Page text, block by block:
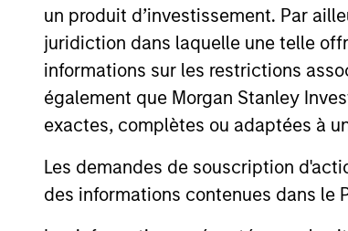
un produit d’investissement. Par
juridiction dans laquelle une telle
informations sur les restrictions
également que Morgan Stanley
exactes, complètes ou adaptées à
Les demandes de souscription
des informations contenues dans le
Expertise
We help treasury
navigate the ever-
landscape through a
resources and